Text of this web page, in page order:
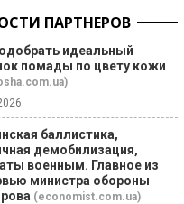
ПАРТНЕРОВ
идеальный
помады по цвету кожи
баллистика,
демобилизация,
военным. Главное из
министра обороны
(economist.com.ua)